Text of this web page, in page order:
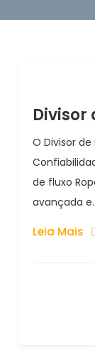
Divisor
O Divisor de
de fluxo
avançada
Leia Mais